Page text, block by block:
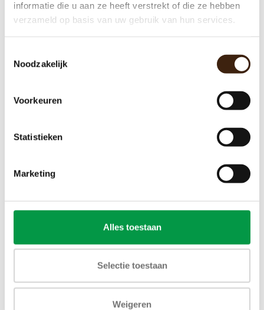
informatie die u aan ze heeft verstrekt of die ze hebben
verzameld op basis van uw gebruik van hun services.
Noodzakelijk
Voorkeuren
Statistieken
Marketing
Alles toestaan
Selectie toestaan
Weigeren
UITVERKOCHT